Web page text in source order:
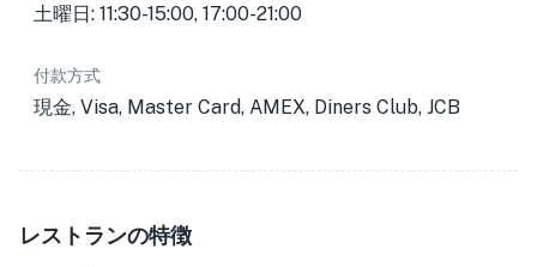
土曜日: 11:30-15:00, 17:00-21:00
付款方式
現金, Visa, Master Card, AMEX, Diners Club, JCB
レストランの特徴